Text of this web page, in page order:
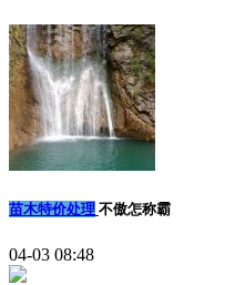
苗木特价处理 不傲怎称霸
04-03 08:48